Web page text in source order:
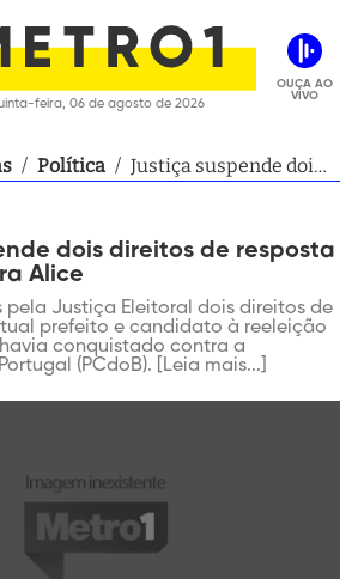
feira, 06 de agosto de 2026
OUÇA AO
VIVO
/ Política / Justiça suspende dois
dois direitos de resposta
Alice
pela Justiça Eleitoral dois direitos de
prefeito e candidato à reeleição
havia conquistado contra a
(PCdoB). [Leia mais...]